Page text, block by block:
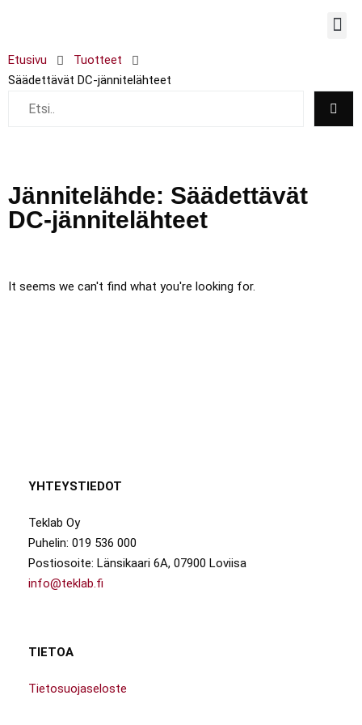
Etusivu
Tuotteet
Säädettävät DC-jännitelähteet
Jännitelähde: Säädettävät
DC-jännitelähteet
It seems we can't find what you're looking for.
YHTEYSTIEDOT
Teklab Oy
Puhelin: 019 536 000
Postiosoite: Länsikaari 6A, 07900 Loviisa
info@teklab.fi
TIETOA
Tietosuojaseloste